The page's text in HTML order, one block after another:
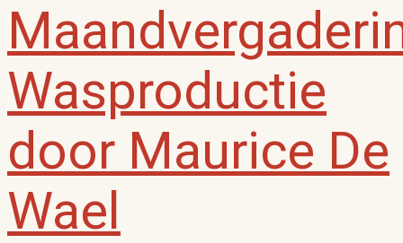
Wasproductie
door Maurice De
Wael